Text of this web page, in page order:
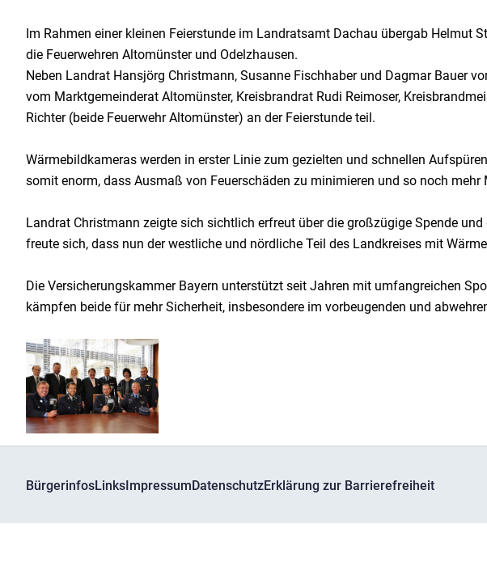
Im Rahmen einer kleinen Feierstunde im Landratsamt Dachau übergab Helmut
die Feuerwehren Altomünster und Odelzhausen.
Neben Landrat Hansjörg Christmann, Susanne Fischhaber und Dagmar Bauer
vom Marktgemeinderat Altomünster, Kreisbrandrat Rudi Reimoser,
Richter (beide Feuerwehr Altomünster) an der Feierstunde teil.
Wärmebildkameras werden in erster Linie zum gezielten und schnellen
somit enorm, dass Ausmaß von Feuerschäden zu minimieren und so noch mehr
Landrat Christmann zeigte sich sichtlich erfreut über die großzügige Spende
freute sich, dass nun der westliche und nördliche Teil des Landkreises mit
Die Versicherungskammer Bayern unterstützt seit Jahren mit umfangreichen
kämpfen beide für mehr Sicherheit, insbesondere im vorbeugenden und
BürgerinfosLinksImpressumDatenschutzErklärung zur Barrierefreiheit